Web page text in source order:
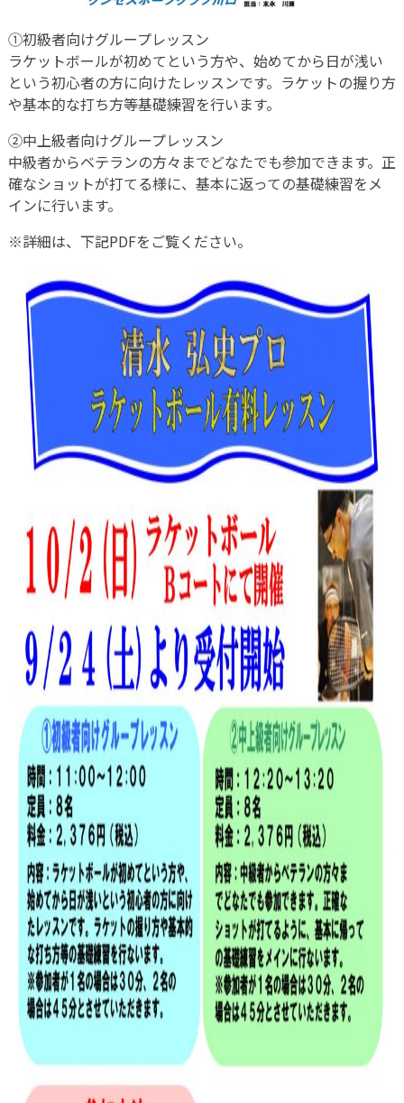
①初級者向けグループレッスン
ラケットボールが初めてという方や、始めてから日が浅い
という初心者の方に向けたレッスンです。ラケットの握り方
や基本的な打ち方等基礎練習を行います。
②中上級者向けグループレッスン
中級者からベテランの方々までどなたでも参加できます。正
確なショットが打てる様に、基本に返っての基礎練習をメ
インに行います。
※詳細は、下記PDFをご覧ください。